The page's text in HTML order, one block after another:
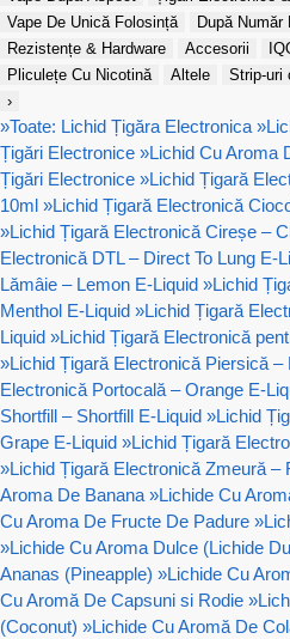
Vape De Unică Folosință
După Număr
Rezistențe & Hardware
Accesorii
Pliculețe Cu Nicotină
Altele
Strip-uri
›
»Toate: Lichid Țigăra Electronica »
Țigări Electronice »Lichid Cu Aroma
Țigări Electronice »Lichid Țigară
10ml »Lichid Țigară Electronică
»Lichid Țigară Electronică Cireșe –
Electronică DTL – Direct To Lung E-
Lămâie – Lemon E-Liquid »Lichid
Menthol E-Liquid »Lichid Țigară
Liquid »Lichid Țigară Electronică
»Lichid Țigară Electronică Piersică –
Electronică Portocală – Orange E-
Shortfill – Shortfill E-Liquid »Lichid
Grape E-Liquid »Lichid Țigară
»Lichid Țigară Electronică Zmeură –
Aroma De Banana »Lichide Cu
Cu Aroma De Fructe De Padure »
»Lichide Cu Aroma Dulce (Lichide
Ananas (Pineapple) »Lichide Cu
Cu Aromă De Capsuni si Rodie »
(Coconut) »Lichide Cu Aromă De